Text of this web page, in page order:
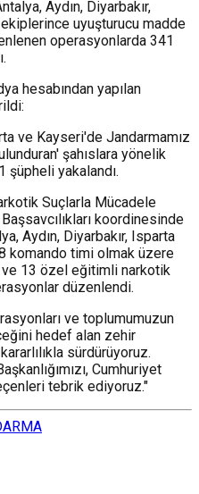
Aydın, Diyarbakır,
uyuşturucu madde
operasyonlarda 341
hesabından yapılan
ve Kayseri'de Jandarmamız
şahıslara yönelik
yakalandı.
Suçlarla Mücadele
koordinesinde
Aydın, Diyarbakır, Isparta
komando timi olmak üzere
13 özel eğitimli narkotik
düzenlendi.
ve toplumumuzun
hedef alan zehir
sürdürüyoruz.
Cumhuriyet
tebrik ediyoruz."